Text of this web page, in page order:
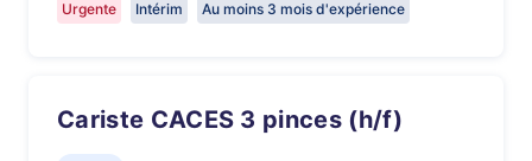
Urgente Intérim Au moins 3 mois d'expérience
Cariste CACES 3 pinces (h/f)